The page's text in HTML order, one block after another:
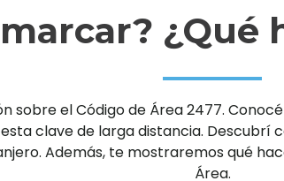
¿Qué
sobre el Código de Área 2477.
clave de larga distancia. Descubrí
Además, te mostraremos qué
Área.